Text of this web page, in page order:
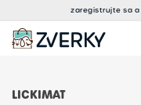
zaregistrujte sa a
LICKIMAT